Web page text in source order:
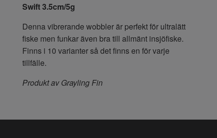
Swift 3.5cm/5g
Denna vibrerande wobbler är perfekt för ultralätt
fiske men funkar även bra till allmänt insjöfiske.
Finns i 10 varianter så det finns en för varje
tillfälle.
Produkt av Grayling Fin